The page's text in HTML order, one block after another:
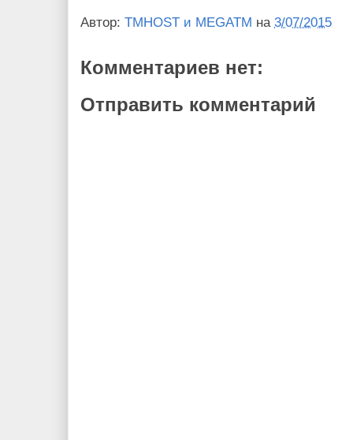
Автор: TMHOST и MEGATM на 3/07/2015
Комментариев нет:
Отправить комментарий